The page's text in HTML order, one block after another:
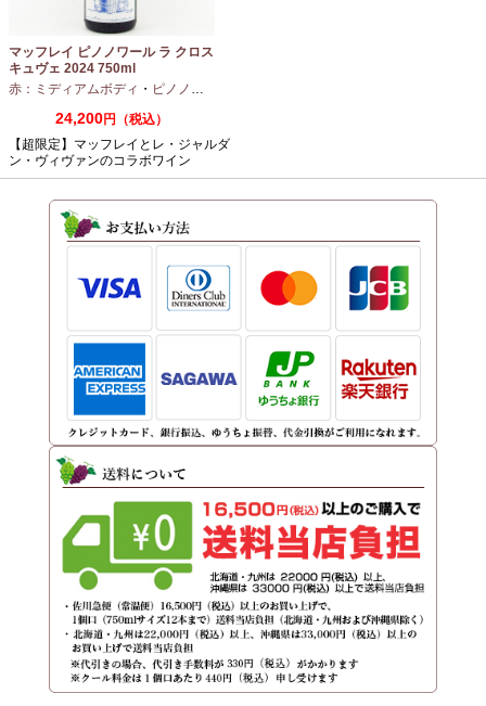
マッフレイ ピノノワール ラ クロス
キュヴェ 2024 750ml
赤：ミディアムボディ ・ ピノノワール
24,200円（税込）
【超限定】マッフレイとレ・ジャルダ
ン・ヴィヴァンのコラボワイン